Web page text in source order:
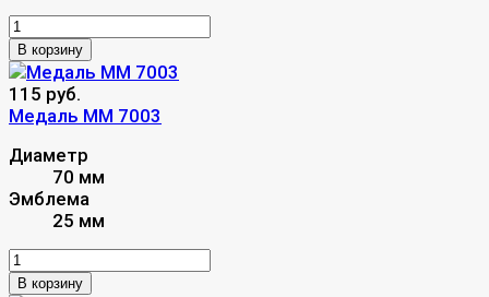
В корзину
115 руб.
Медаль MM 7003
Диаметр
70 мм
Эмблема
25 мм
В корзину